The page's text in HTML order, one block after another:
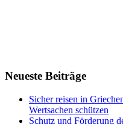
Neueste Beiträge
Sicher reisen in
Wertsachen schützen
Schutz und Förderung